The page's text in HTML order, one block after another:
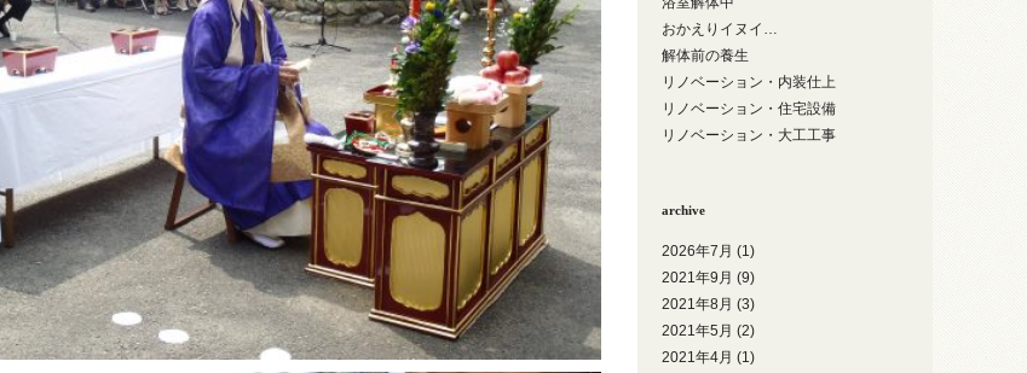
おかえりイヌイ…
解体前の養生
リノベーション・内装仕上
リノベーション・住宅設備
リノベーション・大工工事
archive
2026年7月 (1)
2021年9月 (9)
2021年8月 (3)
2021年5月 (2)
2021年4月 (1)